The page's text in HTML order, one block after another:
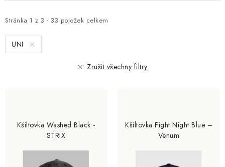
i
s
p
Stránka 1 z 3 - 33 položek celkem
e
n
í UNI
Zrušit všechny filtry
Kšiltovka Washed Black -
STRIX
Kšiltovka Fight Night Blue –
Venum